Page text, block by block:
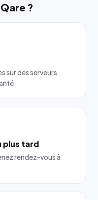
?
sur des serveurs
plus tard
rendez-vous à